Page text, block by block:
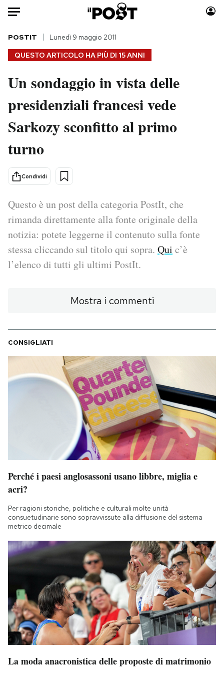
Auto
HOME
Italia
Politica
Tecnologia
Scienza
Cultura
Economia
Sport
Moda
Consumismi
Storie/Idee
Mondiali calcio 2026
PODCAST
SHOP
CALENDARIO
AREA PERSONALE
Area Personale
Notifiche mobile
Hai bisogno di aiuto?
QUESTO ARTICOLO HA PIÙ DI 15 ANNI
POSTIT Lunedì 9 maggio 2011
Un sondaggio in vista delle
presidenziali francesi vede
Sarkozy sconfitto al primo
turno
Condividi
Questo è un post della categoria PostIt, che
rimanda direttamente alla fonte originale della
notizia: potete leggerne il contenuto sulla fonte
stessa cliccando sul titolo qui sopra. Qui c’è
l’elenco di tutti gli ultimi PostIt.
Mostra i commenti
CONSIGLIATI
Perché i paesi anglosassoni usano libbre, miglia e
acri?
Per ragioni storiche, politiche e culturali molte unità
consuetudinarie sono sopravvissute alla diffusione del sistema
metrico decimale
La moda anacronistica delle proposte di matrimonio